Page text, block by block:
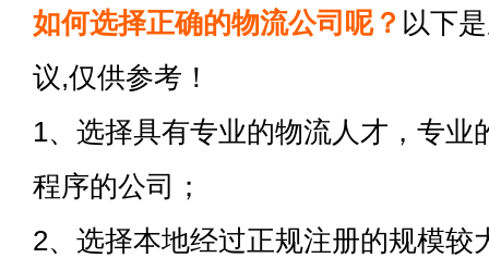
如何选择正确的物流公司呢？ 以下
议,仅供参考！
1、选择具有专业的物流人才，专业
程序的公司；
2、选择本地经过正规注册的规模较